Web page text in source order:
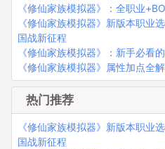
《修仙家族模拟器》：全职业
《修仙家族模拟器》新版本职业
国战新征程
《修仙家族模拟器》：新手必看
《修仙家族模拟器》属性加点全
热门推荐
《修仙家族模拟器》新版本职业
国战新征程